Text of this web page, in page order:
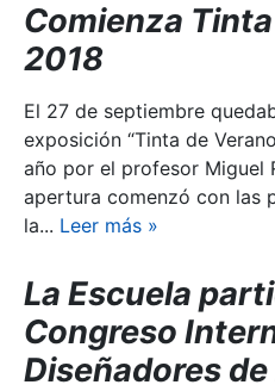
Comienza
2018
El 27 de septiembre
exposición “Tinta de
año por el profesor Miguel
apertura comenzó con las
la... Leer más »
La Escuela
Congreso
Diseñadores